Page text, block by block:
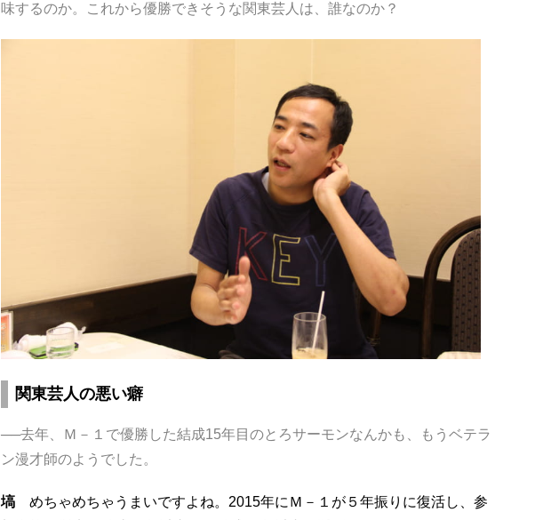
味するのか。これから優勝できそうな関東芸人は、誰なのか？
関東芸人の悪い癖
──去年、Ｍ－１で優勝した結成15年目のとろサーモンなんかも、もうベテラ
ン漫才師のようでした。
塙 めちゃめちゃうまいですよね。2015年にＭ－１が５年振りに復活し、参